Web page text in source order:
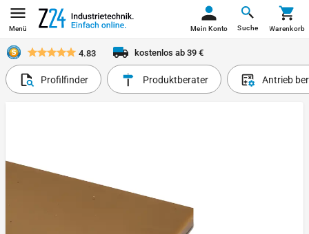
Menü Suche
Mein Konto Warenkorb
4.83 kostenlos ab 39 €
Profilfinder Produktberater Antrieb